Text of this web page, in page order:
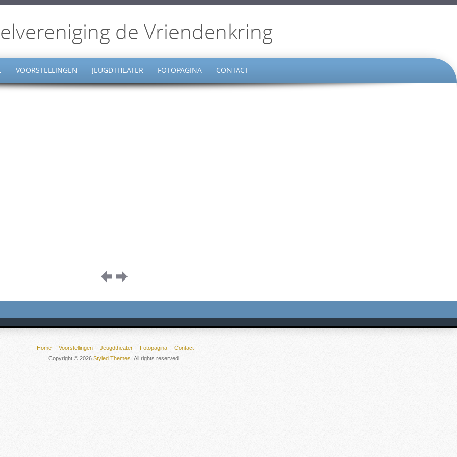
de Vriendenkring
VOORSTELLINGEN JEUGDTHEATER FOTOPAGINA CONTACT
Home Voorstellingen Jeugdtheater Fotopagina
Contact
Copyright © 2026 Styled Themes . All rights reserved.